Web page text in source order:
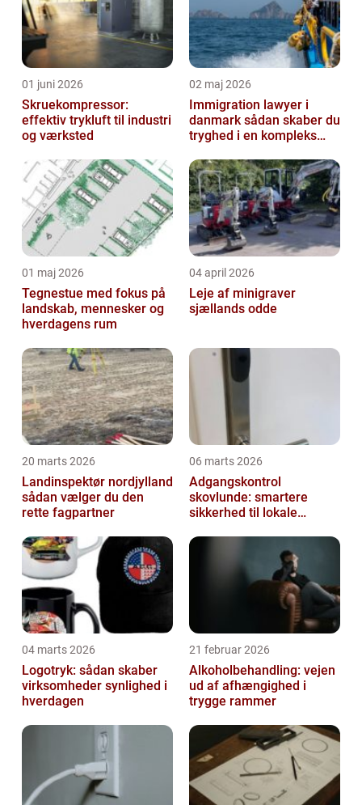
01 juni 2026
Skruekompressor:
effektiv trykluft til industri
og værksted
02 maj 2026
Immigration lawyer i
danmark sådan skaber du
tryghed i en kompleks
01 maj 2026
Tegnestue med fokus på
landskab, mennesker og
hverdagens rum
04 april 2026
Leje af minigraver
sjællands odde
20 marts 2026
Landinspektør nordjylland
sådan vælger du den
rette fagpartner
06 marts 2026
Adgangskontrol
skovlunde: smartere
sikkerhed til lokale
04 marts 2026
Logotryk: sådan skaber
virksomheder synlighed i
hverdagen
21 februar 2026
Alkoholbehandling: vejen
ud af afhængighed i
trygge rammer